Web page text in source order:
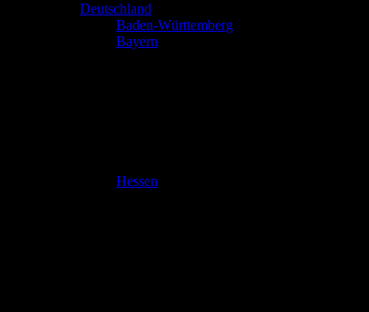
Deutschland
Baden-Württemberg
Bayern
Hessen